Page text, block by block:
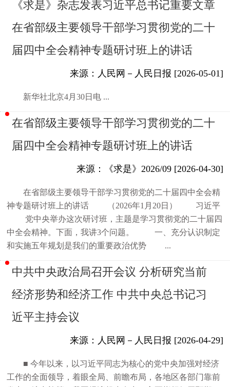
《求是》杂志发表习近平总书记重要文章
在省部级主要领导干部学习贯彻党的二十
届四中全会精神专题研讨班上的讲话
来源：人民网－人民日报 [2026-05-01]
新华社北京4月30日电 ...
在省部级主要领导干部学习贯彻党的二十
届四中全会精神专题研讨班上的讲话
来源：《求是》2026/09 [2026-04-30]
在省部级主要领导干部学习贯彻党的二十届四中全会精
神专题研讨班上的讲话 （2026年1月20日） 习近平
党中央举办这次研讨班，主题是学习贯彻党的二十届四
中全会精神。下面，我讲3个问题。 一、充分认识制定
和实施五年规划是我们的重要政治优势 ...
中共中央政治局召开会议 分析研究当前
经济形势和经济工作 中共中央总书记习
近平主持会议
来源：人民网－人民日报 [2026-04-29]
■ 今年以来，以习近平同志为核心的党中央加强对经济
工作的全面领导，着眼全局、前瞻布局，各地区各部门靠前